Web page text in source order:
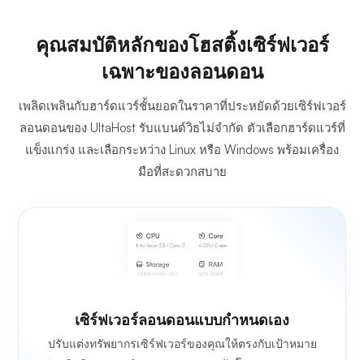
คุณสมบัติหลักของโฮสติ้งเซิร์ฟเวอร์
เฉพาะของลอนดอน
เพลิดเพลินกับฮาร์ดแวร์ชั้นยอดในราคาที่ประหยัดด้วยเซิร์ฟเวอร์
ลอนดอนของ UltaHost รับแบนด์วิธไม่จำกัด ตัวเลือกฮาร์ดแวร์ที่
แข็งแกร่ง และเลือกระหว่าง Linux หรือ Windows พร้อมเครื่อง
มือที่สะดวกสบาย
เซิร์ฟเวอร์ลอนดอนแบบกำหนดเอง
ปรับแต่งทรัพยากรเซิร์ฟเวอร์ของคุณให้ตรงกับเป้าหมาย